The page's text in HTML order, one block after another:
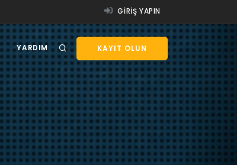
GIRIŞ YAPIN
KAYIT OLUN
YARDIM